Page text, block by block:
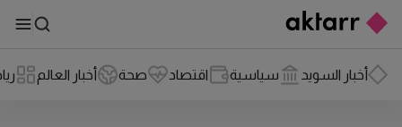
أخبار السويد سياسية اقتصاد صحة أخبار العالم